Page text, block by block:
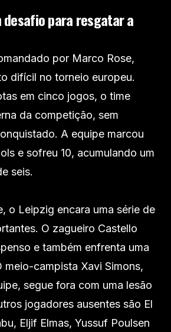
desafio para resgatar a
por Marco Rose,
difícil no torneio europeu.
em cinco jogos, o time
da competição, sem
A equipe marcou
e sofreu 10, acumulando um
seis.
o Leipzig encara uma série de
O zagueiro Castello
e também enfrenta uma
meio-campista Xavi Simons,
segue fora com uma lesão
jogadores ausentes são El
Eljif Elmas, Yussuf Poulsen